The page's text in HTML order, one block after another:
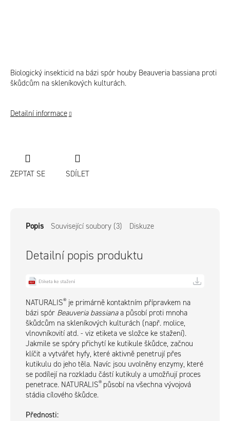
Biologický insekticid na bázi spór houby Beauveria bassiana proti
škůdcům na skleníkových kulturách.
Detailní informace
ZEPTAT SE SDÍLET
Popis Související soubory (3) Diskuze
Detailní popis produktu
NATURALIS® je primárně kontaktním přípravkem na
bázi spór Beauveria bassianaa působí proti mnoha
škůdcům na skleníkových kulturách (např. molice,
vlnovníkovití atd. - viz etiketa ve složce ke stažení).
Jakmile se spóry přichytí ke kutikule škůdce, začnou
klíčit a vytvářet hyfy, které aktivně penetrují přes
kutikulu do jeho těla. Navíc jsou uvolněny enzymy, které
se podílejí na rozkladu částí kutikuly a umožňují proces
penetrace. NATURALIS® působí na všechna vývojová
stádia cílového škůdce.
Přednosti: